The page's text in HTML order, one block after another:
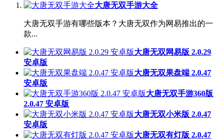
大唐无双手游大全
大唐无双手游有哪些版本？大唐无双作为网易推出的一
款...
大唐无双网易版 2.0.29
安卓版
大唐无双果盘端 2.0.47
安卓版
大唐无双手游360版
2.0.47 安卓版
大唐无双小米版 2.0.47
安卓版
大唐无双有灯版 2.0.47